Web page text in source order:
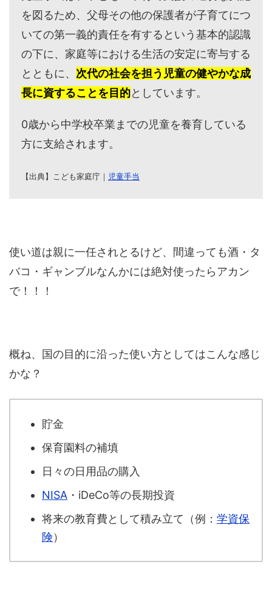
を図るため、父母その他の保護者が子育てにつ
いての第一義的責任を有するという基本的認識
の下に、家庭等における生活の安定に寄与する
とともに、 次代の社会を担う児童の健やかな成
長に資することを目的としています。
0歳から中学校卒業までの児童を養育している
方に支給されます。
【出典】こども家庭庁｜ 児童手当
使い道は親に一任されとるけど、間違っても酒・タ
バコ・ギャンブルなんかには絶対使ったらアカン
で！！！
概ね、国の目的に沿った使い方としてはこんな感じ
かな？
貯金
保育園料の補填
日々の日用品の購入
NISA ・iDeCo等の長期投資
将来の教育費として積み立て（例： 学資保
険）